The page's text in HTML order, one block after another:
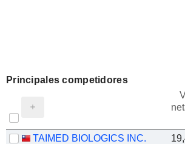
Principales competidores
TAIMED BIOLOGICS INC.